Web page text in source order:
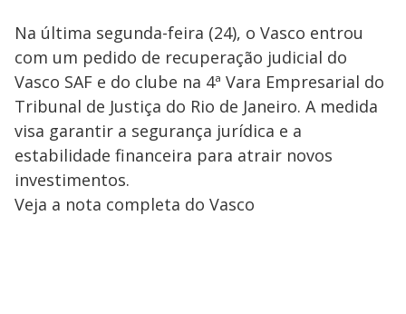
Na última segunda-feira (24), o Vasco entrou
com um pedido de recuperação judicial do
Vasco SAF e do clube na 4ª Vara Empresarial do
Tribunal de Justiça do Rio de Janeiro. A medida
visa garantir a segurança jurídica e a
estabilidade financeira para atrair novos
investimentos.
Veja a nota completa do Vasco